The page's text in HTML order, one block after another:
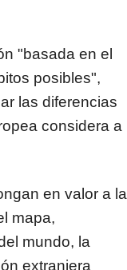
"basada en el
posibles",
las diferencias
considera a
en valor a la
mapa,
mundo, la
extranjera